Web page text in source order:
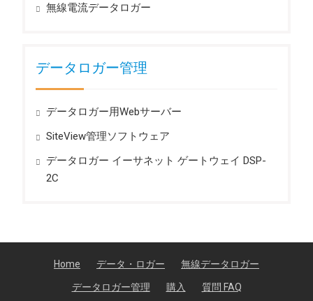
無線電流データロガー
データロガー管理
データロガー用Webサーバー
SiteView管理ソフトウェア
データロガー イーサネット ゲートウェイ DSP-
2C
Home データ・ロガー 無線データロガー
データロガー管理 購入 質問 FAQ